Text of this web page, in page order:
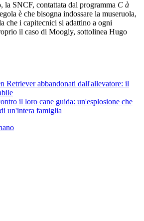
la SNCF, contattata dal programma C à
è che bisogna indossare la museruola,
che i capitecnici si adattino a ogni
il caso di Moogly, sottolinea Hugo
Retriever abbandonati dall'allevatore: il
il loro cane guida: un'esplosione che
un'intera famiglia